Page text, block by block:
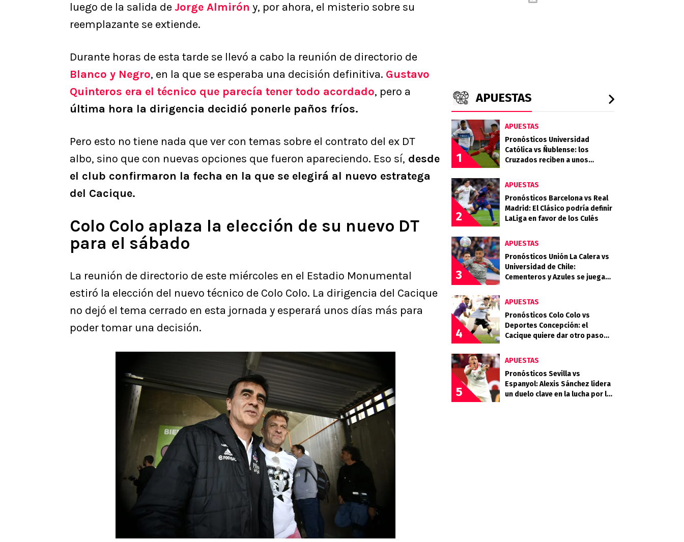
luego de la salida de Jorge Almirón y, por ahora, el misterio sobre su
reemplazante se extiende.
Durante horas de esta tarde se llevó a cabo la reunión de directorio de
Blanco y Negro, en la que se esperaba una decisión definitiva. Gustavo
Quinteros era el técnico que parecía tener todo acordado, pero a
última hora la dirigencia decidió ponerle paños fríos.
Pero esto no tiene nada que ver con temas sobre el contrato del ex DT
albo, sino que con nuevas opciones que fueron apareciendo. Eso sí, desde
el club confirmaron la fecha en la que se elegirá al nuevo estratega
del Cacique.
Colo Colo aplaza la elección de su nuevo DT
para el sábado
La reunión de directorio de este miércoles en el Estadio Monumental
estiró la elección del nuevo técnico de Colo Colo. La dirigencia del Cacique
no dejó el tema cerrado en esta jornada y esperará unos días más para
poder tomar una decisión.
APUESTAS
1
APUESTAS
Pronósticos Universidad
Católica vs Ñublense: los
Cruzados reciben a unos
clasificar
2
APUESTAS
Pronósticos Barcelona vs Real
Madrid: El Clásico podría definir
LaLiga en favor de los Culés
3
APUESTAS
Pronósticos Unión La Calera vs
Universidad de Chile:
Cementeros y Azules se juegan
4
APUESTAS
Pronósticos Colo Colo vs
Deportes Concepción: el
Cacique quiere dar otro paso
5
APUESTAS
Pronósticos Sevilla vs
Espanyol: Alexis Sánchez lidera
un duelo clave en la lucha por la